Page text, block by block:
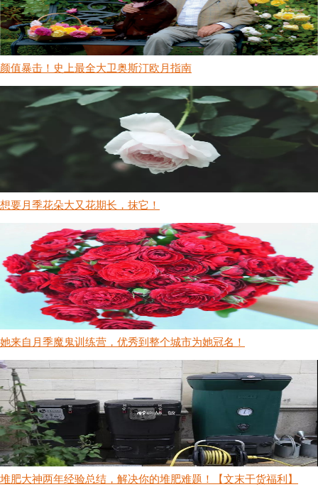
颜值暴击！史上最全大卫奥斯汀欧月指南
想要月季花朵大又花期长，抹它！
她来自月季魔鬼训练营，优秀到整个城市为她冠名！
堆肥大神两年经验总结，解决你的堆肥难题！【文末干货福利】